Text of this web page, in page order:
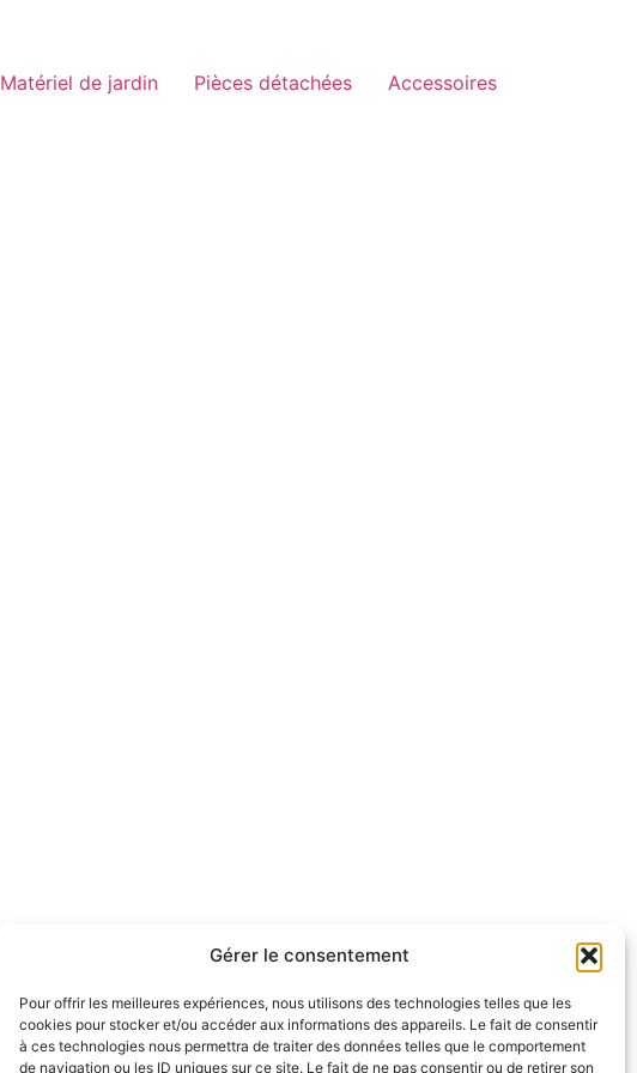
Gérer le consentement
Pour offrir les meilleures expériences, nous utilisons des technologies telles que les
cookies pour stocker et/ou accéder aux informations des appareils. Le fait de consentir
à ces technologies nous permettra de traiter des données telles que le comportement
de navigation ou les ID uniques sur ce site. Le fait de ne pas consentir ou de retirer son
Matériel de jardin Pièces détachées Accessoires